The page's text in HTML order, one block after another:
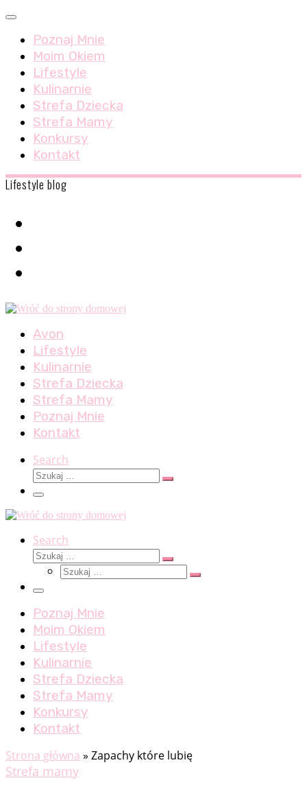
Skip
content
Menu
Poznaj Mnie
Moim Okiem
Lifestyle
Kulinarnie
Strefa Dziecka
Strefa Mamy
Konkursy
Kontakt
Lifestyle blog
Avon
Lifestyle
Kulinarnie
Strefa Dziecka
Strefa Mamy
Poznaj Mnie
Kontakt
Search
Szukaj
Szukaj
Menu
Search
Szukaj
Szukaj
Szukaj
Szukaj
Menu
Poznaj Mnie
Moim Okiem
Lifestyle
Kulinarnie
Strefa Dziecka
Strefa Mamy
Konkursy
Kontakt
Strona główna » Zapachy które lubię
Strefa mamy